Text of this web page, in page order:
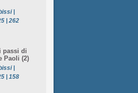
|
| 262
passi di
Paoli (2)
|
| 158